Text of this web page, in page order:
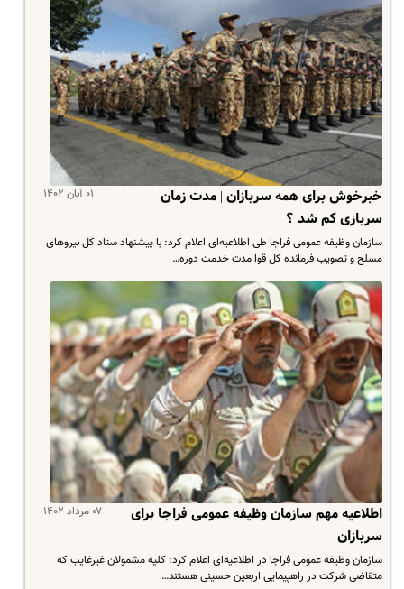
۰۱ آبان ۱۴۰۲
خبرخوش برای همه سربازان | مدت زمان
سربازی کم شد ؟
سازمان وظیفه عمومی فراجا طی اطلاعیه‌ای اعلام کرد: با پیشنهاد ستاد کل نیروهای
مسلح و تصویب فرمانده کل قوا مدت خدمت دوره…
۰۷ مرداد ۱۴۰۲
اطلاعیه‌ مهم سازمان وظیفه عمومی فراجا برای
سربازان
سازمان وظیفه عمومی فراجا در اطلاعیه‌ای اعلام کرد: کلیه مشمولان غیرغایب که
متقاضی شرکت در راهپیمایی اربعین حسینی هستند…